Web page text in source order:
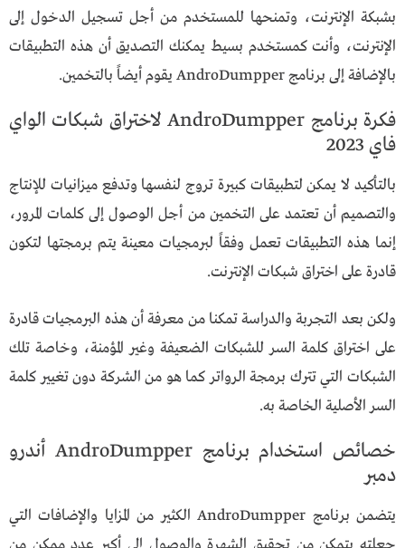
بشبكة الإنترنت، وتمنحها للمستخدم من أجل تسجيل الدخول إلى
الإنترنت، وأنت كمستخدم بسيط يمكنك التصديق أن هذه التطبيقات
بالإضافة إلى برنامج AndroDumpper يقوم أيضاً بالتخمين.
فكرة برنامج AndroDumpper لاختراق شبكات الواي
فاي 2023
بالتأكيد لا يمكن لتطبيقات كبيرة تروج لنفسها وتدفع ميزانيات للإنتاج
والتصميم أن تعتمد على التخمين من أجل الوصول إلى كلمات المرور،
إنما هذه التطبيقات تعمل وفقاً لبرمجيات معينة يتم برمجتها لتكون
قادرة على اختراق شبكات الإنترنت.
ولكن بعد التجربة والدراسة تمكنا من معرفة أن هذه البرمجيات قادرة
على اختراق كلمة السر للشبكات الضعيفة وغير المؤمنة، وخاصة تلك
الشبكات التي تترك برمجة الرواتر كما هو من الشركة دون تغيير كلمة
السر الأصلية الخاصة به.
خصائص استخدام برنامج AndroDumpper أندرو
دمبر
يتضمن برنامج AndroDumpper الكثير من المزايا والإضافات التي